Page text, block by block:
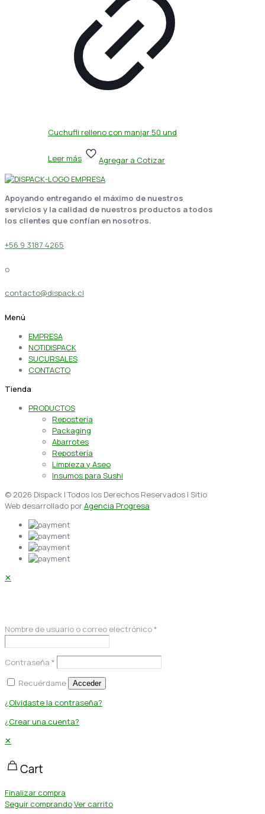
Cuchufli relleno con manjar 50 und
Leer más Agregar a Cotizar
Apoyando entregando el máximo de nuestros
servicios y la calidad de nuestros productos a todos
los clientes que confían en nosotros.
+56 9 3187 4265
o
contacto@dispack.cl
Menú
EMPRESA
NOTIDISPACK
SUCURSALES
CONTACTO
Tienda
PRODUCTOS
Repostería
Packaging
Abarrotes
Repostería
Limpieza y Aseo
Insumos para Sushi
© 2026 Dispack | Todos los Derechos Reservados | Sitio
Web desarrollado porAgencia Progresa
✕
Nombre de usuario o correo electrónico*
Contraseña *
Recuérdame
Acceder
¿Olvidaste la contraseña?
¿Crear una cuenta?
✕
Cart
Finalizar compra
Seguir comprandoVer carrito